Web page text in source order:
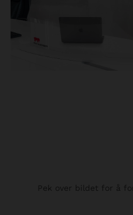
Pek over bildet for å